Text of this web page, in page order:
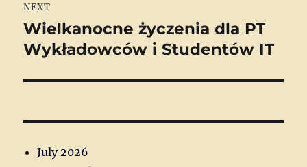
NEXT
Next
post:
Wielkanocne życzenia dla PT
Wykładowców i Studentów IT
July 2026